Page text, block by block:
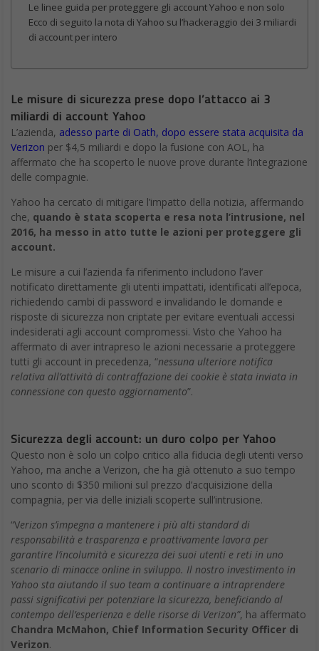
Le linee guida per proteggere gli account Yahoo e non solo
Ecco di seguito la nota di Yahoo su l’hackeraggio dei 3 miliardi
di account per intero
Le misure di sicurezza prese dopo l’attacco ai 3
miliardi di account Yahoo
L’azienda, adesso parte di Oath, dopo essere stata acquisita da
Verizon per $4,5 miliardi e dopo la fusione con AOL, ha
affermato che ha scoperto le nuove prove durante l’integrazione
delle compagnie.
Yahoo ha cercato di mitigare l’impatto della notizia, affermando
che, quando è stata scoperta e resa nota l’intrusione, nel
2016, ha messo in atto tutte le azioni per proteggere gli
account.
Le misure a cui l’azienda fa riferimento includono l’aver
notificato direttamente gli utenti impattati, identificati all’epoca,
richiedendo cambi di password e invalidando le domande e
risposte di sicurezza non criptate per evitare eventuali accessi
indesiderati agli account compromessi. Visto che Yahoo ha
affermato di aver intrapreso le azioni necessarie a proteggere
tutti gli account in precedenza, “nessuna ulteriore notifica
relativa all’attività di contraffazione dei cookie è stata inviata in
connessione con questo aggiornamento”.
Sicurezza degli account: un duro colpo per Yahoo
Questo non è solo un colpo critico alla fiducia degli utenti verso
Yahoo, ma anche a Verizon, che ha già ottenuto a suo tempo
uno sconto di $350 milioni sul prezzo d’acquisizione della
compagnia, per via delle iniziali scoperte sull’intrusione.
“Verizon s’impegna a mantenere i più alti standard di
responsabilità e trasparenza e proattivamente lavora per
garantire l’incolumità e sicurezza dei suoi utenti e reti in uno
scenario di minacce online in sviluppo. Il nostro investimento in
Yahoo sta aiutando il suo team a continuare a intraprendere
passi significativi per potenziare la sicurezza, beneficiando al
contempo dell’esperienza e delle risorse di Verizon”, ha affermato
Chandra McMahon, Chief Information Security Officer di
Verizon.